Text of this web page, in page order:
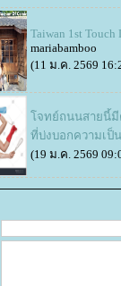
Taiwan 1st Touch
mariabamboo
(11 ม.ค. 2569
จทย์ถนนสายนี้มี
ที่บ่งบอกความเ
(19 ม.ค. 2569